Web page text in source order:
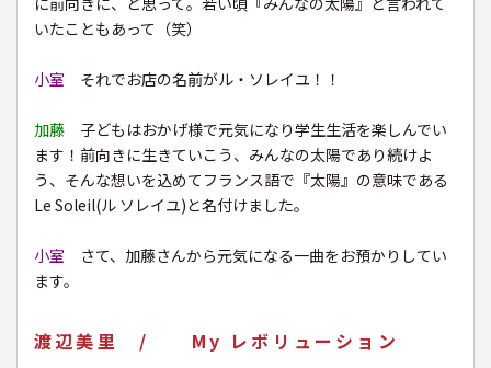
いたこともあって（笑）
小室 それでお店の名前がル・ソレイユ！！
加藤 子どもはおかげ様で元気になり学生生活を楽しんでい
ます！前向きに生きていこう、みんなの太陽であり続けよ
う、そんな想いを込めてフランス語で『太陽』の意味である
Le Soleil(ル ソレイユ)と名付けました。
小室 さて、加藤さんから元気になる一曲をお預かりしてい
ます。
渡辺美里 / My レボリューション